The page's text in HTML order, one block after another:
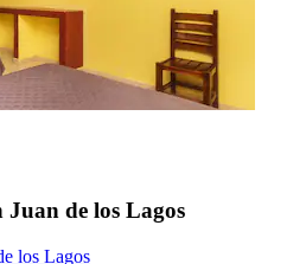
de los Lagos
los Lagos